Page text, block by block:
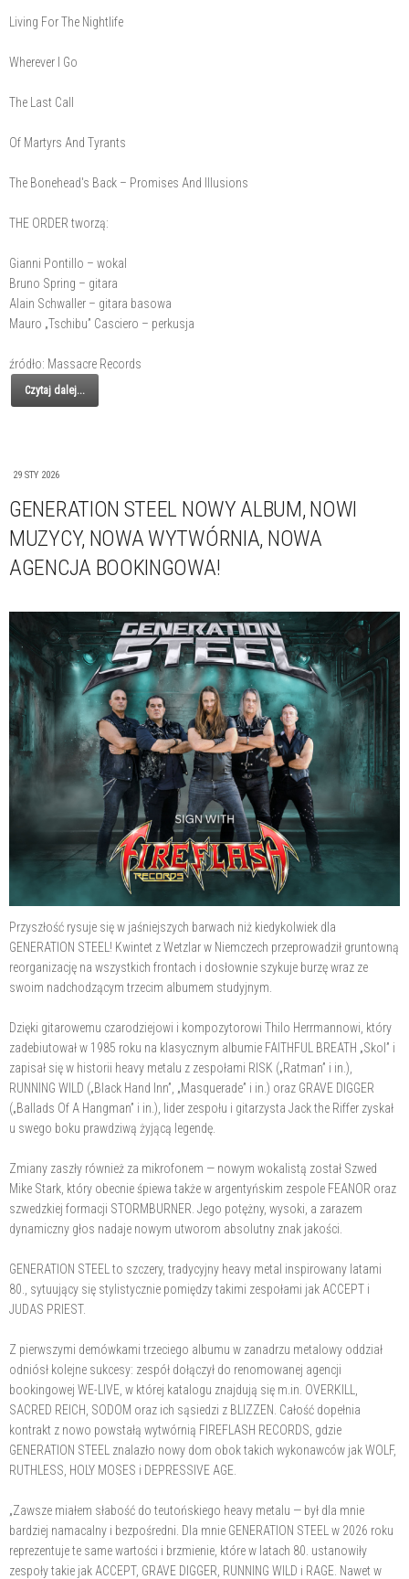
Living For The Nightlife
Wherever I Go
The Last Call
Of Martyrs And Tyrants
The Bonehead's Back – Promises And Illusions
THE ORDER tworzą:
Gianni Pontillo – wokal
Bruno Spring – gitara
Alain Schwaller – gitara basowa
Mauro „Tschibu” Casciero – perkusja
źródło: Massacre Records
Czytaj dalej...
29 STY 2026
GENERATION STEEL NOWY ALBUM, NOWI
MUZYCY, NOWA WYTWÓRNIA, NOWA
AGENCJA BOOKINGOWA!
Przyszłość rysuje się w jaśniejszych barwach niż kiedykolwiek dla
GENERATION STEEL! Kwintet z Wetzlar w Niemczech przeprowadził gruntowną
reorganizację na wszystkich frontach i dosłownie szykuje burzę wraz ze
swoim nadchodzącym trzecim albumem studyjnym.
Dzięki gitarowemu czarodziejowi i kompozytorowi Thilo Herrmannowi, który
zadebiutował w 1985 roku na klasycznym albumie FAITHFUL BREATH „Skol” i
zapisał się w historii heavy metalu z zespołami RISK („Ratman” i in.),
RUNNING WILD („Black Hand Inn”, „Masquerade” i in.) oraz GRAVE DIGGER
(„Ballads Of A Hangman” i in.), lider zespołu i gitarzysta Jack the Riffer zyskał
u swego boku prawdziwą żyjącą legendę.
Zmiany zaszły również za mikrofonem — nowym wokalistą został Szwed
Mike Stark, który obecnie śpiewa także w argentyńskim zespole FEANOR oraz
szwedzkiej formacji STORMBURNER. Jego potężny, wysoki, a zarazem
dynamiczny głos nadaje nowym utworom absolutny znak jakości.
GENERATION STEEL to szczery, tradycyjny heavy metal inspirowany latami
80., sytuujący się stylistycznie pomiędzy takimi zespołami jak ACCEPT i
JUDAS PRIEST.
Z pierwszymi demówkami trzeciego albumu w zanadrzu metalowy oddział
odniósł kolejne sukcesy: zespół dołączył do renomowanej agencji
bookingowej WE-LIVE, w której katalogu znajdują się m.in. OVERKILL,
SACRED REICH, SODOM oraz ich sąsiedzi z BLIZZEN. Całość dopełnia
kontrakt z nowo powstałą wytwórnią FIREFLASH RECORDS, gdzie
GENERATION STEEL znalazło nowy dom obok takich wykonawców jak WOLF,
RUTHLESS, HOLY MOSES i DEPRESSIVE AGE.
„Zawsze miałem słabość do teutońskiego heavy metalu — był dla mnie
bardziej namacalny i bezpośredni. Dla mnie GENERATION STEEL w 2026 roku
reprezentuje te same wartości i brzmienie, które w latach 80. ustanowiły
zespoły takie jak ACCEPT, GRAVE DIGGER, RUNNING WILD i RAGE. Nawet w